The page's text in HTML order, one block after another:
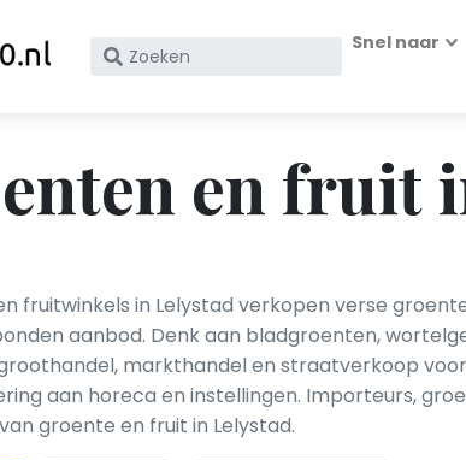
Zoek
KvK
nummer
Snel naar
en fruit
fruitwinkels in Lelystad verkopen verse
aanbod. Denk aan bladgroenten,
markthandel en straatverkoop
aan horeca en instellingen. Importeurs,
groente en fruit in Lelystad.